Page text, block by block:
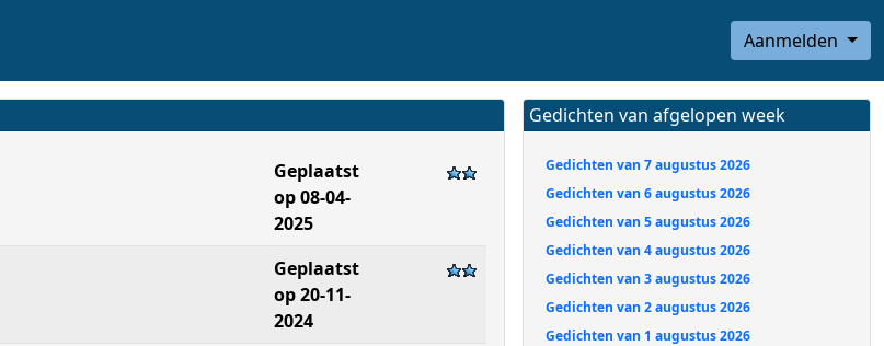
Aanmelden
Geplaatst
op 08-04-
2025
Geplaatst
op 20-11-
2024
Gedichten van afgelopen week
Gedichten van 7 augustus 2026
Gedichten van 6 augustus 2026
Gedichten van 5 augustus 2026
Gedichten van 4 augustus 2026
Gedichten van 3 augustus 2026
Gedichten van 2 augustus 2026
Gedichten van 1 augustus 2026